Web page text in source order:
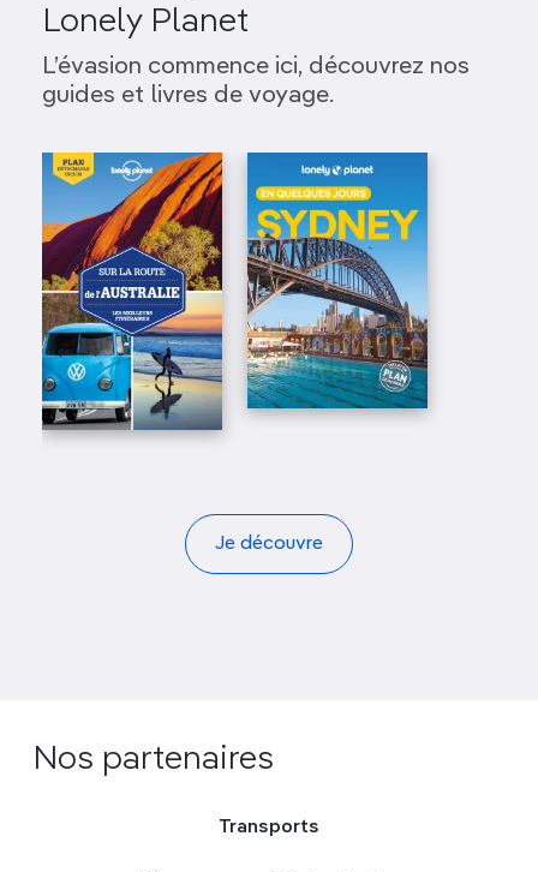
Lonely Planet
L’évasion commence ici, découvrez nos
guides et livres de voyage.
Je découvre
Nos partenaires
Transports